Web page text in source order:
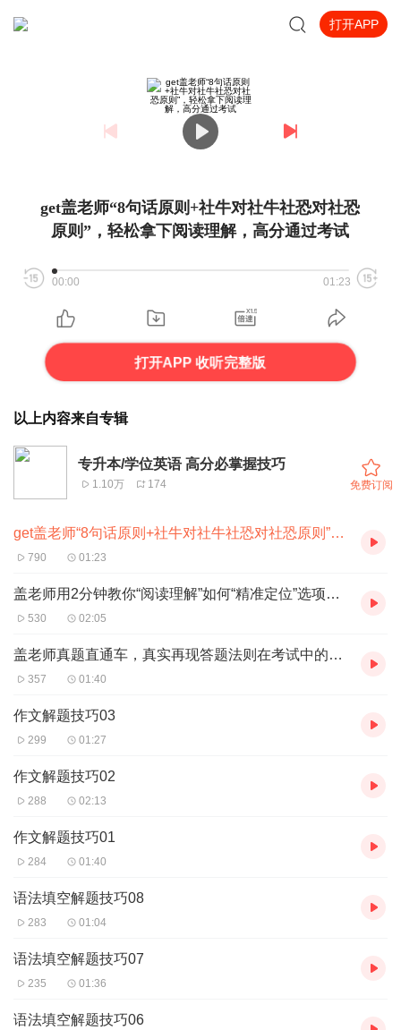
打开APP
get盖老师“8句话原则+社牛对社牛社恐对社恐
原则”，轻松拿下阅读理解，高分通过考试
00:00 01:23
打开APP 收听完整版
以上内容来自专辑
专升本/学位英语 高分必掌握技巧
1.10万 174 免费订阅
get盖老师“8句话原则+社牛对社牛社恐对社恐原则”，轻松拿下阅读理解，高分通过考试
790 01:23
盖老师用2分钟教你“阅读理解”如何“精准定位”选项！小小学位英语，轻松拿下！
530 02:05
盖老师真题直通车，真实再现答题法则在考试中的应用之主谓一致
357 01:40
作文解题技巧03
299 01:27
作文解题技巧02
288 02:13
作文解题技巧01
284 01:40
语法填空解题技巧08
283 01:04
语法填空解题技巧07
235 01:36
语法填空解题技巧06